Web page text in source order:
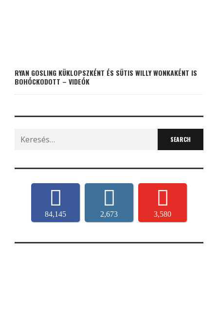
RYAN GOSLING KÜKLOPSZKÉNT ÉS SÜTIS WILLY WONKAKÉNT IS
BOHÓCKODOTT – VIDEÓK
Search
for:
84,145 2,673 3,580